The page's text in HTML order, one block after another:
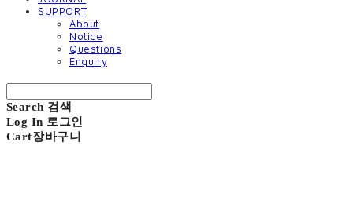
SUPPORT
About
Notice
Questions
Enquiry
Search 검색
Log In 로그인
Cart장바구니